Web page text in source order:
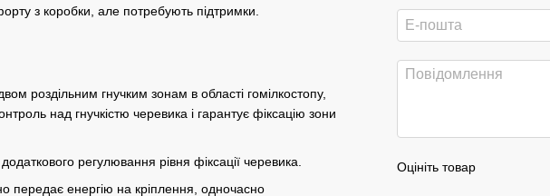
з коробки, але потребують підтримки.
роздільним гнучким зонам в області гомілкостопу,
над гнучкістю черевика і гарантує фіксацію зони
регулювання рівня фіксації черевика.
передає енергію на кріплення, одночасно
Оцініть товар